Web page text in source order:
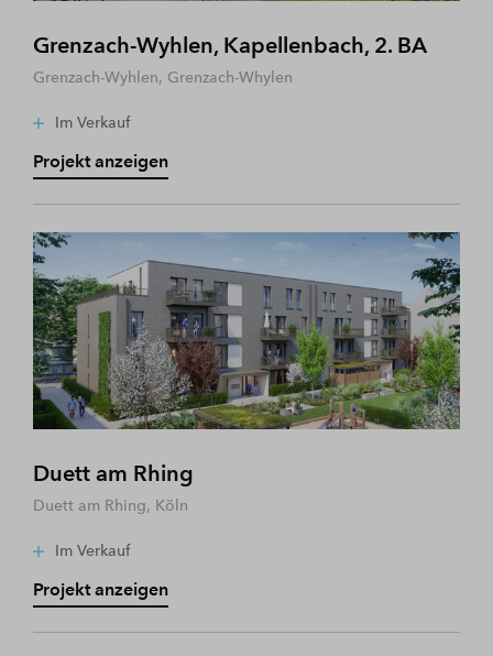
Grenzach-Wyhlen, Kapellenbach, 2. BA
Grenzach-Wyhlen, Grenzach-Whylen
Im Verkauf
Projekt anzeigen
Duett am Rhing
Duett am Rhing, Köln
Im Verkauf
Projekt anzeigen